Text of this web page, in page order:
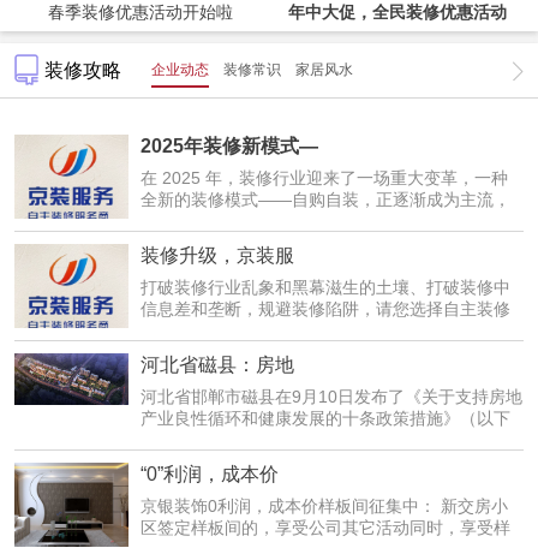
春季装修优惠活动开始啦 年中大促，全民装修优惠活动
装修攻略 企业动态 装修常识 家居风水
2025年装修新模式—
在 2025 年，装修行业迎来了一场重大变革，一种
全新的装修模式——自购自装，正逐渐成为主流，
装修升级，京装服
打破装修行业乱象和黑幕滋生的土壤、打破装修中
信息差和垄断，规避装修陷阱，请您选择自主装修
河北省磁县：房地
河北省邯郸市磁县在9月10日发布了《关于支持房地
产业良性循环和健康发展的十条政策措施》（以下
“0”利润，成本价
京银装饰0利润，成本价样板间征集中： 新交房小
区签定样板间的，享受公司其它活动同时，享受样